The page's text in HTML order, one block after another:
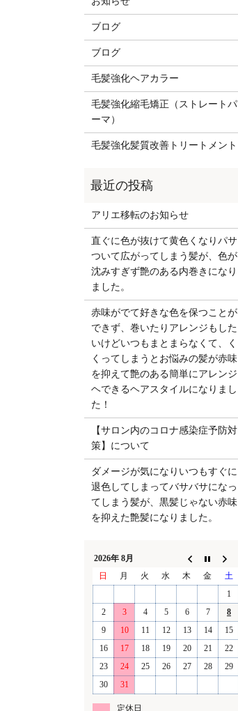
ブログ
ブログ
毛髪強化ヘアカラー
毛髪強化縮毛矯正（ストレートパ
ーマ）
毛髪強化髪質改善トリートメント
アリエ移転のお知らせ
直ぐに色が抜けて黄色くなりパサ
ついて広がってしまう髪が、色が
沈みすぎず艶のある内巻きになり
ました。
赤味がでて好きな色を保つことが
できず、巻いたりアレンジもした
いけどいつもまとまらなくて、く
くってしまうとお悩みの髪が赤味
を抑えて艶のある簡単にアレンジ
ヘできるヘアスタイルになりまし
た！
【サロン内のコロナ感染症予防対
策】について
ダメージが気になりいつもすぐに
退色してしまってバサバサになっ
てしまう髪が、黒髪じゃない赤味
を抑えた艶髪になりました。
2026年 8月
日
月 火 水 木 金
土
1
2
3 4 5 6 7
8
9
10 11 12 13 14
15
16
17 18 19 20 21
22
23
24 25 26 27 28
29
30
31
定休日